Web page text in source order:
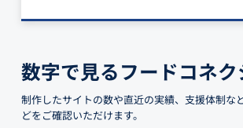
数字で見るフードコネク
制作したサイトの数や直近の実績、支援体制な
どをご確認いただけます。